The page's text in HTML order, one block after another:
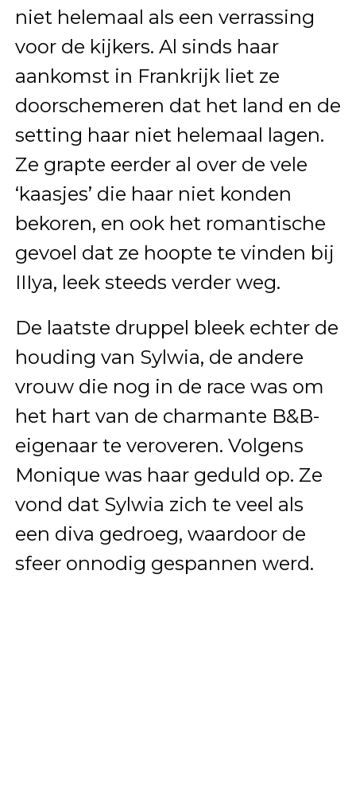
niet helemaal als een verrassing
voor de kijkers. Al sinds haar
aankomst in Frankrijk liet ze
doorschemeren dat het land en de
setting haar niet helemaal lagen.
Ze grapte eerder al over de vele
‘kaasjes’ die haar niet konden
bekoren, en ook het romantische
gevoel dat ze hoopte te vinden bij
IIIya, leek steeds verder weg.
De laatste druppel bleek echter de
houding van Sylwia, de andere
vrouw die nog in de race was om
het hart van de charmante B&B-
eigenaar te veroveren. Volgens
Monique was haar geduld op. Ze
vond dat Sylwia zich te veel als
een diva gedroeg, waardoor de
sfeer onnodig gespannen werd.